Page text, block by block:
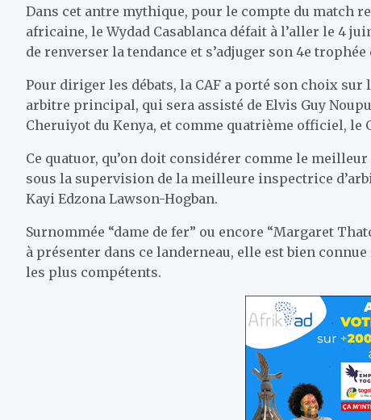
Dans cet antre mythique, pour le compte du match
africaine, le Wydad Casablanca défait à l’aller le 4
de renverser la tendance et s’adjuger son 4e
Pour diriger les débats, la CAF a porté son choix sur
arbitre principal, qui sera assisté de Elvis Guy
Cheruiyot du Kenya, et comme quatrième officiel, le
Ce quatuor, qu’on doit considérer comme le
sous la supervision de la meilleure inspectrice
Kayi Edzona Lawson-Hogban.
Surnommée “dame de fer” ou encore “Margaret
à présenter dans ce landerneau, elle est bien
les plus compétents.